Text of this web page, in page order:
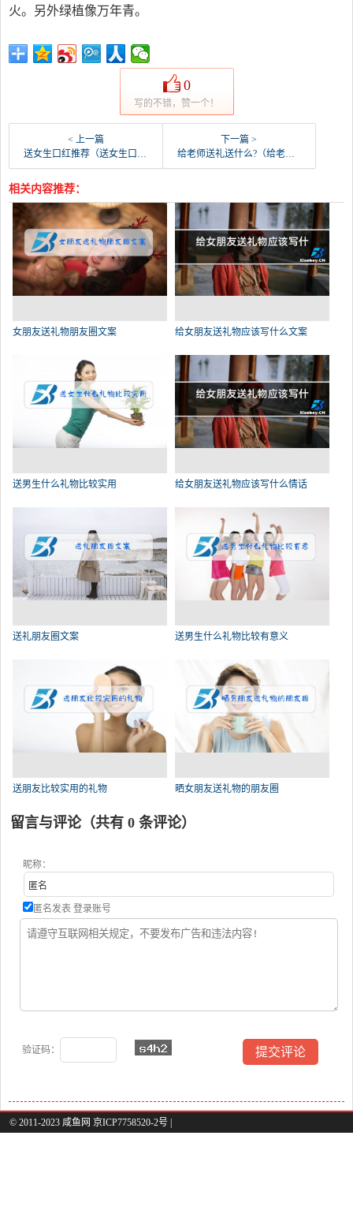
火。另外绿植像万年青。
0
写的不错，赞一个！
< 上一篇
送女生口红推荐（送女生口红排行榜）
下一篇 >
给老师送礼送什么?（给老师送礼是合适）
相关内容推荐：
女朋友送礼物朋友圈文案 给女朋友送礼物应该写什么文案
送男生什么礼物比较实用 给女朋友送礼物应该写什么情话
送礼朋友圈文案 送男生什么礼物比较有意义
送朋友比较实用的礼物 晒女朋友送礼物的朋友圈
留言与评论（共有 0 条评论）
昵称：
匿名发表 登录账号
验证码：
© 2011-2023 咸鱼网 京ICP7758520-2号 |